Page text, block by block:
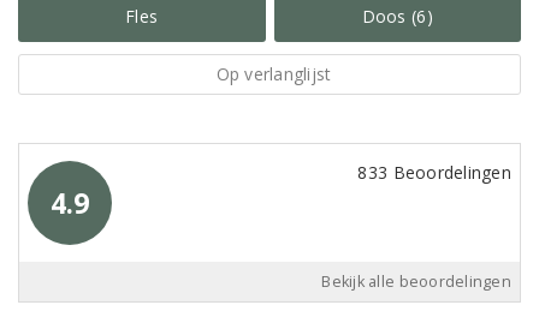
Fles Doos (6)
Op verlanglijst
4.9
833 Beoordelingen
Bekijk alle beoordelingen